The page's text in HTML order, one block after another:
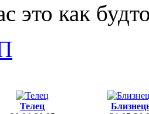
это как
Телец